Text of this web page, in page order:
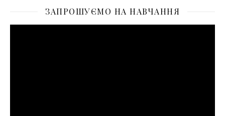
ЗАПРОШУЄМО НА НАВЧАННЯ